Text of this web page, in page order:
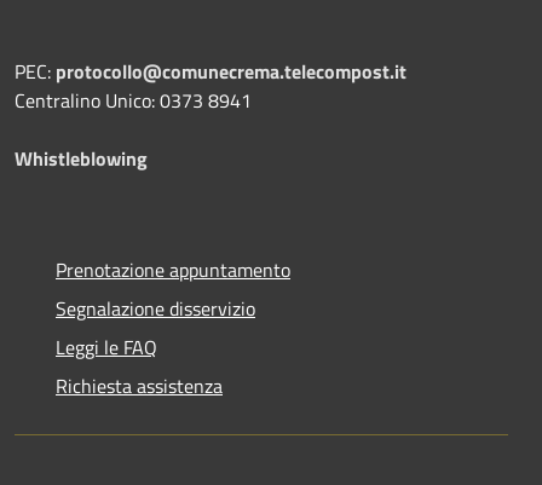
PEC: protocollo@comunecrema.telecompost.it
Centralino Unico: 0373 8941
Whistleblowing
Prenotazione appuntamento
Segnalazione disservizio
Leggi le FAQ
Richiesta assistenza